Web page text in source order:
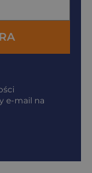
e-mail na